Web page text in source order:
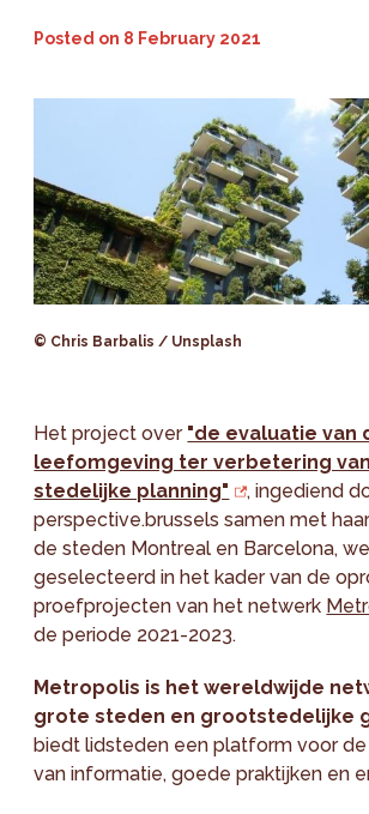
Posted on 8 February 2021
© Chris Barbalis / Unsplash
Het project over "de evaluatie van
leefomgeving ter verbetering
stedelijke planning"
, ingediend
perspective.brussels samen met
de steden Montreal en Barcelona,
geselecteerd in het kader van de
proefprojecten van het netwerk
de periode 2021-2023.
Metropolis is het wereldwijde
grote steden en grootstedelijke
biedt lidsteden een platform voor
van informatie, goede praktijken en